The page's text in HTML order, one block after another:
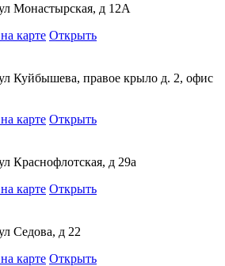
Монастырская, д 12А
карте Открыть
Куйбышева, правое крыло д. 2, офис
карте Открыть
Краснофлотская, д 29а
карте Открыть
Седова, д 22
карте Открыть